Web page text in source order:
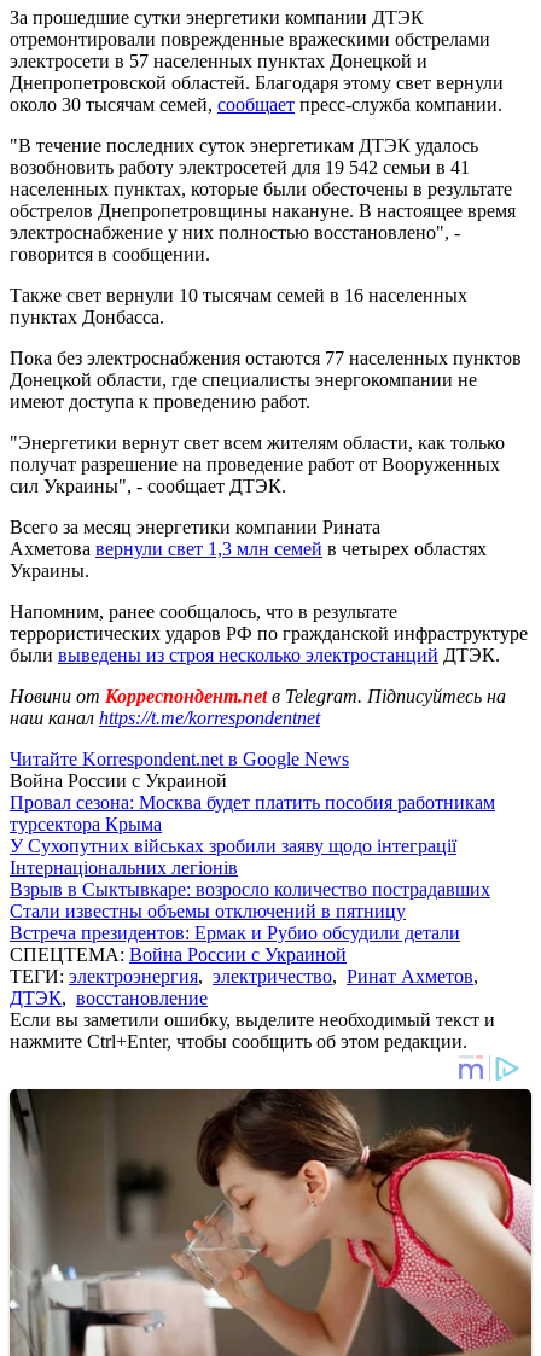
За прошедшие сутки энергетики компании ДТЭК
отремонтировали поврежденные вражескими обстрелами
электросети в 57 населенных пунктах Донецкой и
Днепропетровской областей. Благодаря этому свет вернули
около 30 тысячам семей, сообщает пресс-служба компании.
"В течение последних суток энергетикам ДТЭК удалось
возобновить работу электросетей для 19 542 семьи в 41
населенных пунктах, которые были обесточены в результате
обстрелов Днепропетровщины накануне. В настоящее время
электроснабжение у них полностью восстановлено", -
говорится в сообщении.
Также свет вернули 10 тысячам семей в 16 населенных
пунктах Донбасса.
Пока без электроснабжения остаются 77 населенных пунктов
Донецкой области, где специалисты энергокомпании не
имеют доступа к проведению работ.
"Энергетики вернут свет всем жителям области, как только
получат разрешение на проведение работ от Вооруженных
сил Украины", - сообщает ДТЭК.
Всего за месяц энергетики компании Рината
Ахметова вернули свет 1,3 млн семей в четырех областях
Украины.
Напомним, ранее сообщалось, что в результате
террористических ударов РФ по гражданской инфраструктуре
были выведены из строя несколько электростанций ДТЭК.
Новини от Корреспондент.netв Telegram. Підписуйтесь на
наш канал https://t.me/korrespondentnet
Читайте Korrespondent.net в Google News
Война России с Украиной
Провал сезона: Москва будет платить пособия работникам
турсектора Крыма
У Сухопутних військах зробили заяву щодо інтеграції
Інтернаціональних легіонів
Взрыв в Сыктывкаре: возросло количество пострадавших
Стали известны объемы отключений в пятницу
Встреча президентов: Ермак и Рубио обсудили детали
СПЕЦТЕМА: Война России с Украиной
ТЕГИ: электроэнергия, электричество, Ринат Ахметов,
ДТЭК, восстановление
Если вы заметили ошибку, выделите необходимый текст и
нажмите Ctrl+Enter, чтобы сообщить об этом редакции.